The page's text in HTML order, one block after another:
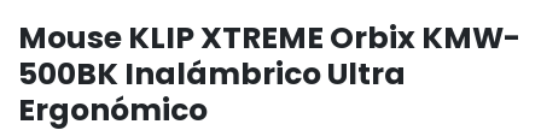
Mouse KLIP XTREME Orbix KMW-
500BK Inalámbrico Ultra
Ergonómico